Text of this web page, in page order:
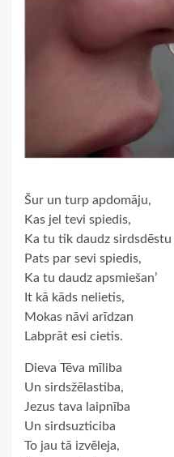
Šur un turp apdomāju,
Kas jel tevi spiedis,
Ka tu tik daudz sirdsdēstu
Pats par sevi spiedis,
Ka tu daudz apsmiešan’
It kā kāds nelietis,
Mokas nāvi arīdzan
Labprāt esi cietis.
Dieva Tēva mīliba
Un sirdsžēlastiba,
Jezus tava laipnība
Un sirdsuzticiba
To jau tā izvēleja,